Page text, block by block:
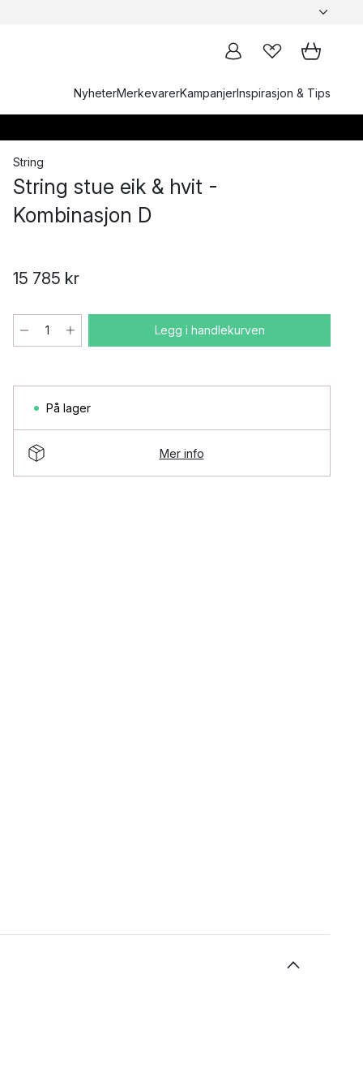
NyheterMerkevarerKampanjerInspirasjon & Tips
String
String stue eik & hvit -
Kombinasjon D
15 785 kr
Legg i handlekurven
På lager
Mer info